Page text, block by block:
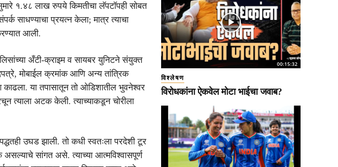
१.४८ लाख रुपये किमतीचा लॅपटॉपही सोबत
साधण्याचा प्रयत्न केला; मात्र त्याचा
आली.
अँटी-क्राइम व सायबर युनिटने संयुक्त
मोबाईल क्रमांक आणि अन्य तांत्रिक
काढला. या तपासातून तो ओडिशातील भुवनेश्वर
त्याला अटक केली. त्याच्याकडून चोरीला
उघड झाली. तो कधी स्वतःला परदेशी टूर
सांगत असे. त्याच्या आत्मविश्वासपूर्ण
00:15:32
विश्लेषण
विरोधकांना ऐकवेल मोटा भाईचा जवाब?